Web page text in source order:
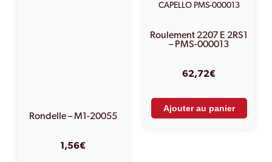
Rondelle – M1-20055
1,56€
Roulement 2207 E 2RS1
– PMS-000013
62,72€
Ajouter au panier